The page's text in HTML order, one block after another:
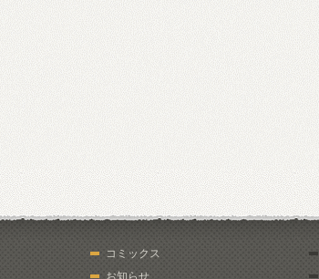
コミックス
お知らせ